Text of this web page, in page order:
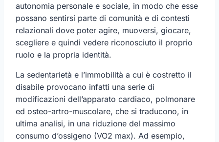
autonomia personale e sociale, in modo che esse
possano sentirsi parte di comunità e di contesti
relazionali dove poter agire, muoversi, giocare,
scegliere e quindi vedere riconosciuto il proprio
ruolo e la propria identità.
La sedentarietà e l’immobilità a cui è costretto il
disabile provocano infatti una serie di
modificazioni dell’apparato cardiaco, polmonare
ed osteo-artro-muscolare, che si traducono, in
ultima analisi, in una riduzione del massimo
consumo d’ossigeno (VO2 max). Ad esempio,